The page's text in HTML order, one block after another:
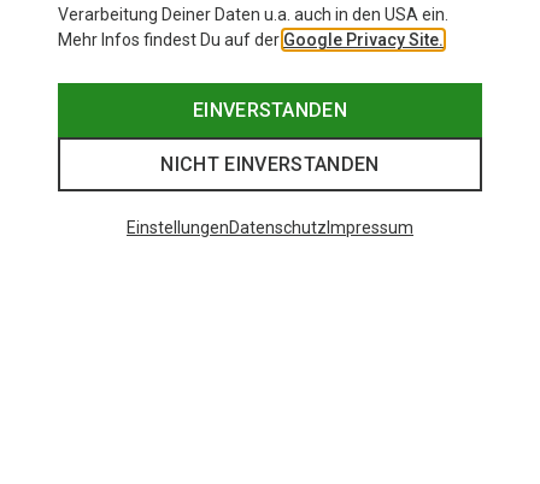
Verarbeitung Deiner Daten u.a. auch in den USA ein.
Mehr Infos findest Du auf der Google Privacy Site.
EINVERSTANDEN
NICHT EINVERSTANDEN
EinstellungenDatenschutz Impressum